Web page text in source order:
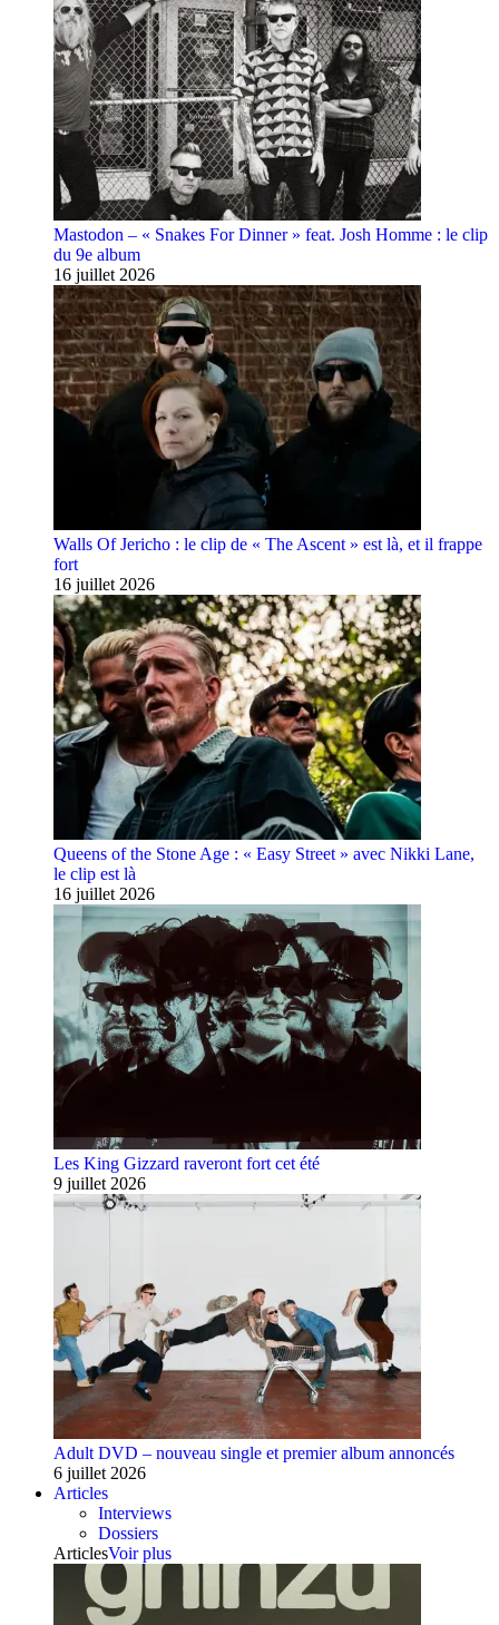
Mastodon – « Snakes For Dinner » feat. Josh Homme : le clip
du 9e album
16 juillet 2026
Walls Of Jericho : le clip de « The Ascent » est là, et il frappe
fort
16 juillet 2026
Queens of the Stone Age : « Easy Street » avec Nikki Lane,
le clip est là
16 juillet 2026
Les King Gizzard raveront fort cet été
9 juillet 2026
Adult DVD – nouveau single et premier album annoncés
6 juillet 2026
Articles
Interviews
Dossiers
ArticlesVoir plus